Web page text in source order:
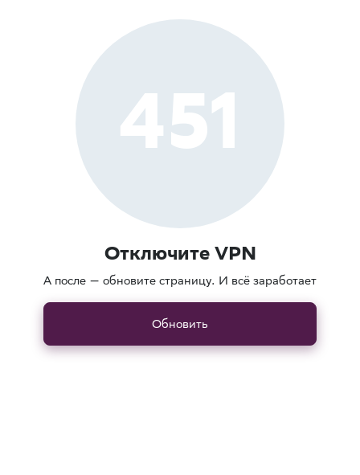
451
Отключите VPN
А после — обновите страницу. И всё заработает
Обновить